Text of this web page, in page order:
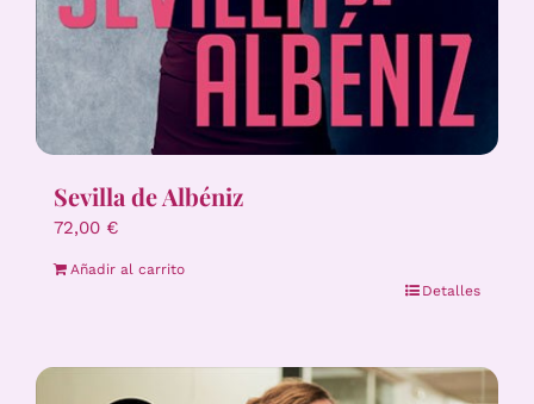
Sevilla de Albéniz
72,00 €
Añadir al carrito
Detalles